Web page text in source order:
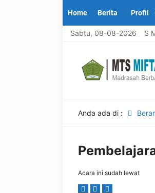
Home Berita Profil
Sabtu, 08-08-2026
Selamat datang di MTS
Anda ada di :
Acara ini sudah lewat